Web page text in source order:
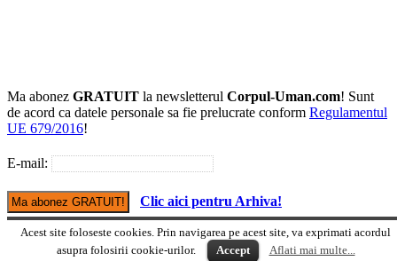
Ma abonez GRATUIT la newsletterul Corpul-Uman.com! Sunt
de acord ca datele personale sa fie prelucrate conform Regulamentul
UE 679/2016!
E-mail:
Clic aici pentru Arhiva!
Versiune mobile
Acest site foloseste cookies. Prin navigarea pe acest site, va exprimati acordul
asupra folosirii cookie-urilor.
Accept Aflati mai multe...
© Copyright Corpul-uman.com